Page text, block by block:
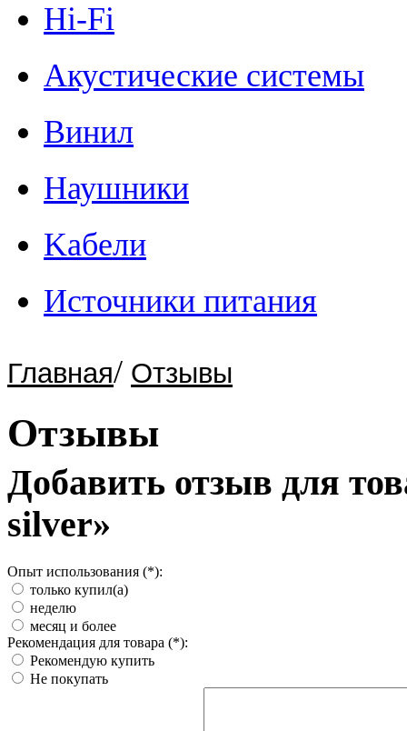
Hi-Fi
Акустические системы
Винил
Наушники
Kабели
Источники питания
Главная/ Отзывы
Отзывы
Добавить отзыв для
silver»
Опыт использования (*):
только купил(а)
неделю
месяц и более
Рекомендация для товара (*):
Рекомендую купить
Не покупать